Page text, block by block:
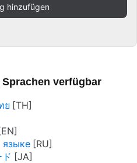
hinzufügen
verfügbar
ย